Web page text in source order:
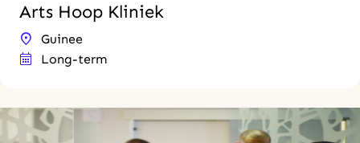
Arts Hoop Kliniek
Guinee
Long-term